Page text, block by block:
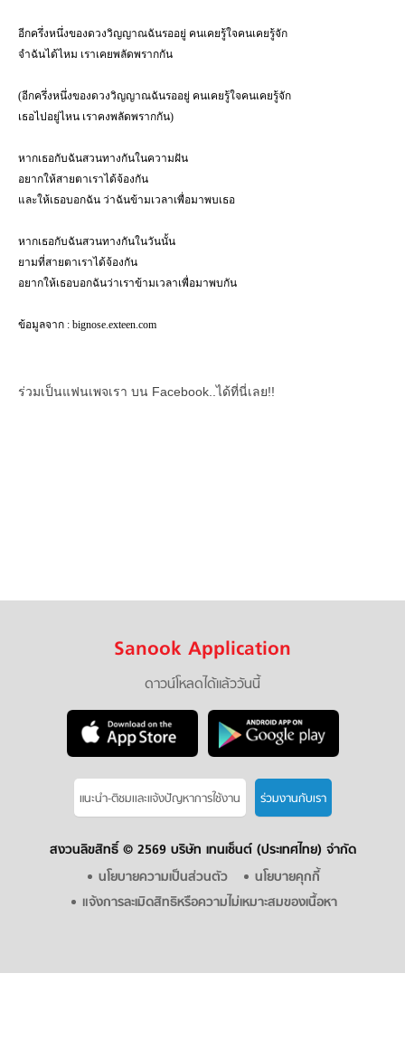
อีกครึ่งหนึ่งของดวงวิญญาณฉันรออยู่ คนเคยรู้ใจคนเคยรู้จัก
จำฉันได้ไหม เราเคยพลัดพรากกัน
(อีกครึ่งหนึ่งของดวงวิญญาณฉันรออยู่ คนเคยรู้ใจคนเคยรู้จัก
เธอไปอยู่ไหน เราคงพลัดพรากกัน)
หากเธอกับฉันสวนทางกันในความฝัน
อยากให้สายตาเราได้จ้องกัน
และให้เธอบอกฉัน ว่าฉันข้ามเวลาเพื่อมาพบเธอ
หากเธอกับฉันสวนทางกันในวันนั้น
ยามที่สายตาเราได้จ้องกัน
อยากให้เธอบอกฉันว่าเราข้ามเวลาเพื่อมาพบกัน
ข้อมูลจาก : bignose.exteen.com
ร่วมเป็นแฟนเพจเรา บน Facebook..ได้ที่นี่เลย!!
Sanook Application
ดาวน์โหลดได้แล้ววันนี้
แนะนำ-ติชมเเละแจ้งปัญหาการใช้งาน ร่วมงานกับเรา
สงวนลิขสิทธิ์ © 2569 บริษัท เทนเซ็นต์ (ประเทศไทย) จำกัด
นโยบายความเป็นส่วนตัว
นโยบายคุกกี้
แจ้งการละเมิดสิทธิหรือความไม่เหมาะสมของเนื้อหา